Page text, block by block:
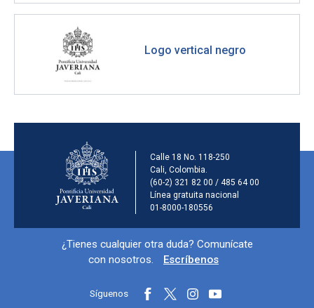
Logo vertical negro
Información de la
Calle 18 No. 118-250
Cali, Colombia.
(60-2) 321 82 00 / 485 64 00
Línea gratuita nacional
01-8000-180556
Información y redes sociales
¿Tienes cualquier otra duda? Comunícate
con nosotros.
Escríbenos
Síguenos